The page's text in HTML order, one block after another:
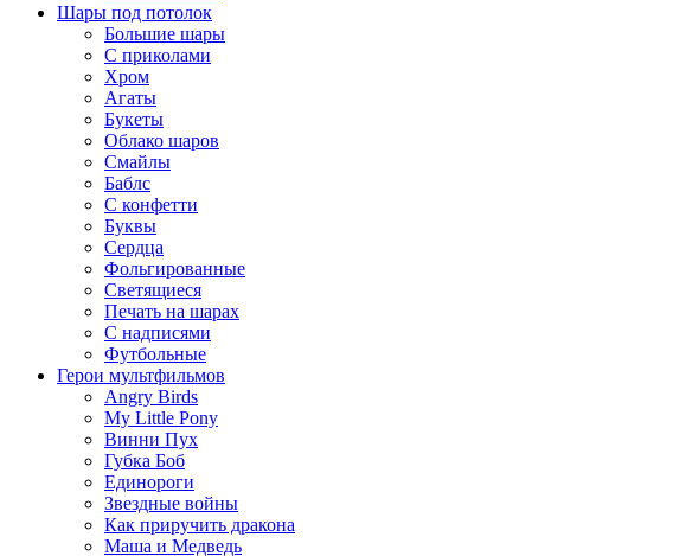
Шары под потолок
Большие шары
С приколами
Хром
Агаты
Букеты
Облако шаров
Смайлы
Баблс
С конфетти
Буквы
Сердца
Фольгированные
Светящиеся
Печать на шарах
С надписями
Футбольные
Герои мультфильмов
Angry Birds
My Little Pony
Винни Пух
Губка Боб
Единороги
Звездные войны
Как приручить дракона
Маша и Медведь